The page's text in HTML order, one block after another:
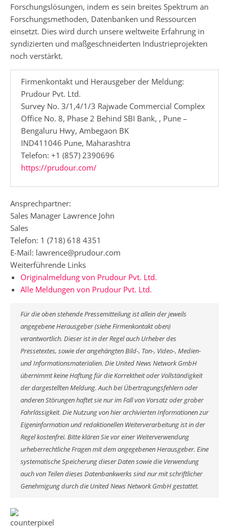
Forschungslösungen, indem es sein breites Spektrum an
Forschungsmethoden, Datenbanken und Ressourcen
einsetzt. Dies wird durch unsere weltweite Erfahrung in
syndizierten und maßgeschneiderten Industrieprojekten
noch verstärkt.
Firmenkontakt und Herausgeber der Meldung:
Prudour Pvt. Ltd.
Survey No. 3/1,4/1/3 Rajwade Commercial Complex
Office No. 8, Phase 2 Behind SBI Bank, , Pune –
Bengaluru Hwy, Ambegaon BK
IND411046 Pune, Maharashtra
Telefon: +1 (857) 2390696
https://prudour.com/
Ansprechpartner:
Sales Manager Lawrence John
Sales
Telefon: 1 (718) 618 4351
E-Mail: lawrence@prudour.com
Weiterführende Links
Originalmeldung von Prudour Pvt. Ltd.
Alle Meldungen von Prudour Pvt. Ltd.
Für die oben stehende Pressemitteilung ist allein der jeweils
angegebene Herausgeber (siehe Firmenkontakt oben)
verantwortlich. Dieser ist in der Regel auch Urheber des
Pressetextes, sowie der angehängten Bild-, Ton-, Video-, Medien-
und Informationsmaterialien. Die United News Network GmbH
übernimmt keine Haftung für die Korrektheit oder Vollständigkeit
der dargestellten Meldung. Auch bei Übertragungsfehlern oder
anderen Störungen haftet sie nur im Fall von Vorsatz oder grober
Fahrlässigkeit. Die Nutzung von hier archivierten Informationen zur
Eigeninformation und redaktionellen Weiterverarbeitung ist in der
Regel kostenfrei. Bitte klären Sie vor einer Weiterverwendung
urheberrechtliche Fragen mit dem angegebenen Herausgeber. Eine
systematische Speicherung dieser Daten sowie die Verwendung
auch von Teilen dieses Datenbankwerks sind nur mit schriftlicher
Genehmigung durch die United News Network GmbH gestattet.